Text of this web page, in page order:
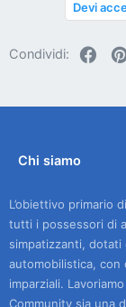
Devi
Condividi:
Chi siamo
L’obiettivo primario
tutti i possessori di
simpatizzanti,
automobilistica, con
imparziali.
Community sia una